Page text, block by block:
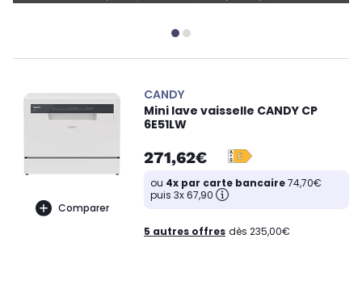
Comparer
CANDY
Mini lave vaisselle CANDY CP
6E51LW
271,62€
ou 4x par carte bancaire74,70€
puis 3x 67,90
5 autres offres dès 235,00€